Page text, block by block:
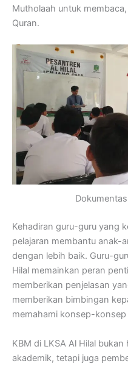
Mutholaah untuk
Quran.
Kehadiran guru-guru yang
pelajaran membantu anak-
dengan lebih baik. Guru-
Hilal memainkan peran
memberikan penjelasan
memberikan bimbingan
memahami konsep-konsep
KBM di LKSA Al Hilal
akademik, tetapi juga